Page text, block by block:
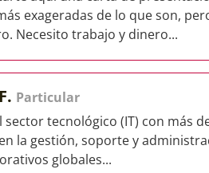
exageradas de lo que son,
Necesito trabajo y dinero...
Particular
sector tecnológico (IT) con más
la gestión, soporte y
globales...